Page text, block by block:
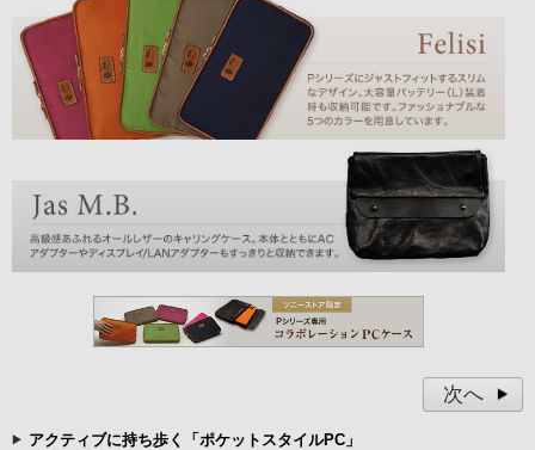
次へ
アクティブに持ち歩く「ポケットスタイルPC」